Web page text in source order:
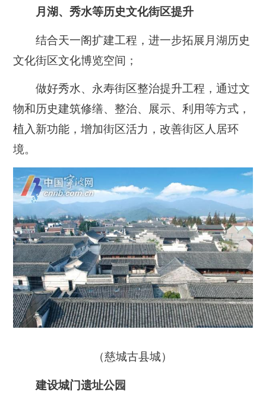
月湖、秀水等历史文化街区提升
结合天一阁扩建工程，进一步拓展月湖历史
文化街区文化博览空间；
做好秀水、永寿街区整治提升工程，通过文
物和历史建筑修缮、整治、展示、利用等方式，
植入新功能，增加街区活力，改善街区人居环
境。
（慈城古县城）
建设城门遗址公园